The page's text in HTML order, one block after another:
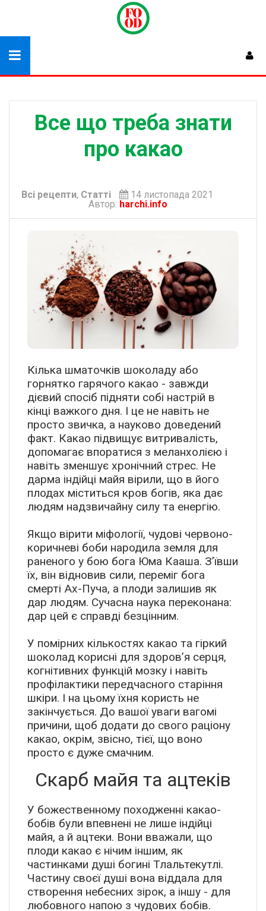
Все що треба знати
про какао
Всі рецепти, Статті
14 листопада 2021
Автор: harchi.info
Кілька шматочків шоколаду або
горнятко гарячого какао - завжди
дієвий спосіб підняти собі настрій в
кінці важкого дня. І це не навіть не
просто звичка, а науково доведений
факт. Какао підвищує витривалість,
допомагає впоратися з меланхолією і
навіть зменшує хронічний стрес. Не
дарма індійці майя вірили, що в його
плодах міститься кров богів, яка дає
людям надзвичайну силу та енергію.
Якщо вірити міфології, чудові червоно-
коричневі боби народила земля для
раненого у бою бога Юма Кааша. З’ївши
їх, він відновив сили, переміг бога
смерті Ах-Пуча, а плоди залишив як
дар людям. Сучасна наука переконана:
дар цей є справді безцінним.
У помірних кількостях какао та гіркий
шоколад корисні для здоров’я серця,
когнітивних функцій мозку і навіть
профілактики передчасного старіння
шкіри. І на цьому їхня користь не
закінчується. До вашої уваги вагомі
причини, щоб додати до свого раціону
какао, окрім, звісно, тієї, що воно
просто є дуже смачним.
Скарб майя та ацтеків
У божественному походженні какао-
бобів були впевнені не лише індійці
майя, а й ацтеки. Вони вважали, що
плоди какао є нічим іншим, як
частинками душі богині Тлальтекутлі.
Частину своєї душі вона віддала для
створення небесних зірок, а іншу - для
любовного напою з чудових бобів.